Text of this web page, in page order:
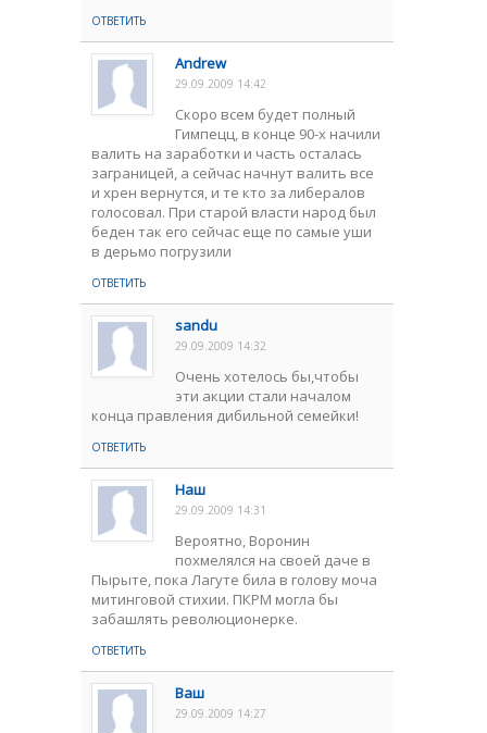
ОТВЕТИТЬ
Andrew
29.09.2009 14:42
Скоро всем будет полный
Гимпецц, в конце 90-х начили
валить на заработки и часть осталась
заграницей, а сейчас начнут валить все
и хрен вернутся, и те кто за либералов
голосовал. При старой власти народ был
беден так его сейчас еще по самые уши
в дерьмо погрузили
ОТВЕТИТЬ
sandu
29.09.2009 14:32
Очень хотелось бы,чтобы
эти акции стали началом
конца правления дибильной семейки!
ОТВЕТИТЬ
Наш
29.09.2009 14:31
Вероятно, Воронин
похмелялся на своей даче в
Пырыте, пока Лагуте била в голову моча
митинговой стихии. ПКРМ могла бы
забашлять революционерке.
ОТВЕТИТЬ
Ваш
29.09.2009 14:27